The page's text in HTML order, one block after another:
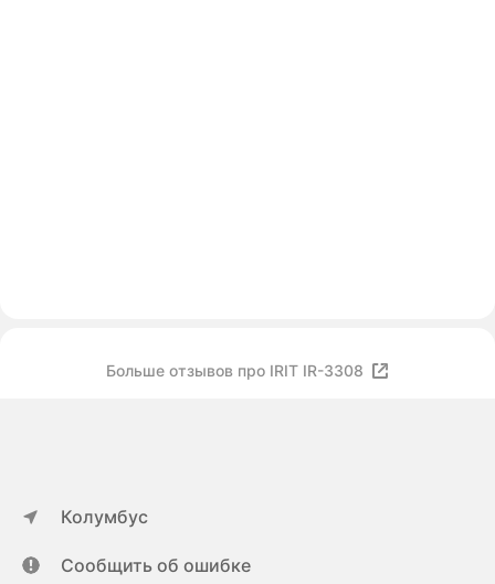
Больше отзывов про IRIT IR-3308
Колумбус
Сообщить об ошибке